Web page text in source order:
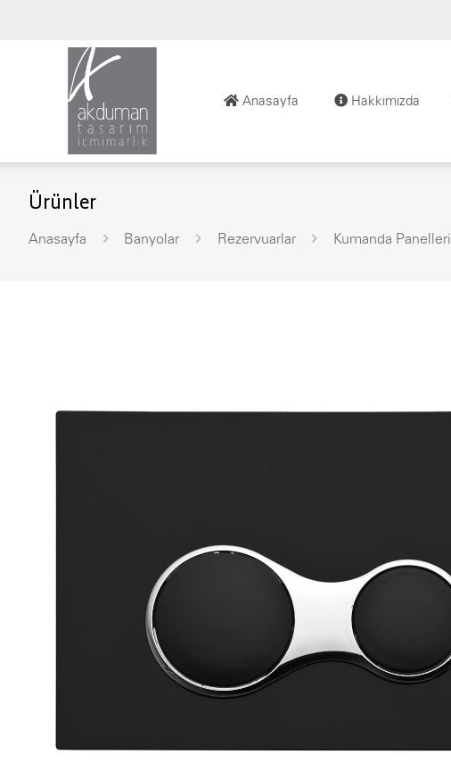
Anasayfa Hakkımızda
Ürünler
Anasayfa Banyolar Rezervuarlar Kumanda Panelleri